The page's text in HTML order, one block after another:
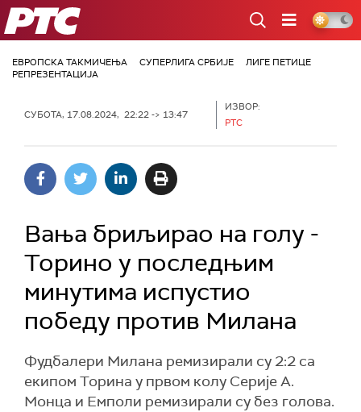
РТС
ЕВРОПСКА ТАКМИЧЕЊА СУПЕРЛИГА СРБИЈЕ
ЛИГЕ ПЕТИЦЕ
РЕПРЕЗЕНТАЦИЈА
СУБОТА, 17.08.2024, 22:22 -> 13:47
ИЗВОР:
РТС
Вања бриљирао на голу -
Торино у последњим
минутима испустио
победу против Милана
Фудбалери Милана ремизирали су 2:2 са
екипом Торина у првом колу Серије А.
Монца и Емполи ремизирали су без голова.